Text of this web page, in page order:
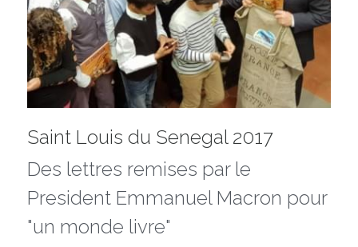
Saint Louis du Senegal 2017
Des lettres remises par le
President Emmanuel Macron pour
"un monde livre"